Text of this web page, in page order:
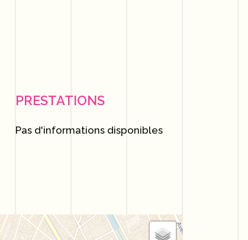
PRESTATIONS
Pas d'informations disponibles